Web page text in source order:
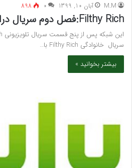
M.M آبان 10, 1399 ۰ 898
Filthy Rich:فصل دوم سریال درام FOX لغو شد.
سریال خانوادگی Filthy Rich با…
بیشتر بخوانید »